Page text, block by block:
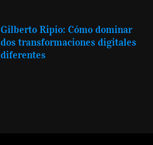
Gilberto Ripio: Cómo dominar
dos transformaciones digitales
diferentes